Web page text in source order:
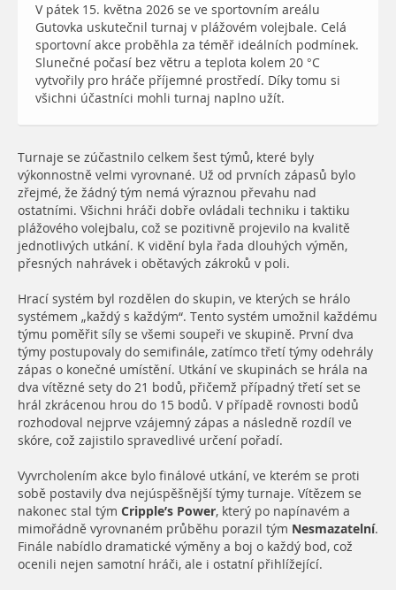
V pátek 15. května 2026 se ve sportovním areálu
Gutovka uskutečnil turnaj v plážovém volejbale. Celá
sportovní akce proběhla za téměř ideálních podmínek.
Slunečné počasí bez větru a teplota kolem 20 °C
vytvořily pro hráče příjemné prostředí. Díky tomu si
všichni účastníci mohli turnaj naplno užít.
Turnaje se zúčastnilo celkem šest týmů, které byly
výkonnostně velmi vyrovnané. Už od prvních zápasů bylo
zřejmé, že žádný tým nemá výraznou převahu nad
ostatními. Všichni hráči dobře ovládali techniku i taktiku
plážového volejbalu, což se pozitivně projevilo na kvalitě
jednotlivých utkání. K vidění byla řada dlouhých výměn,
přesných nahrávek i obětavých zákroků v poli.
Hrací systém byl rozdělen do skupin, ve kterých se hrálo
systémem „každý s každým“. Tento systém umožnil každému
týmu poměřit síly se všemi soupeři ve skupině. První dva
týmy postupovaly do semifinále, zatímco třetí týmy odehrály
zápas o konečné umístění. Utkání ve skupinách se hrála na
dva vítězné sety do 21 bodů, přičemž případný třetí set se
hrál zkrácenou hrou do 15 bodů. V případě rovnosti bodů
rozhodoval nejprve vzájemný zápas a následně rozdíl ve
skóre, což zajistilo spravedlivé určení pořadí.
Vyvrcholením akce bylo finálové utkání, ve kterém se proti
sobě postavily dva nejúspěšnější týmy turnaje. Vítězem se
nakonec stal tým Cripple’s Power, který po napínavém a
mimořádně vyrovnaném průběhu porazil tým Nesmazatelní.
Finále nabídlo dramatické výměny a boj o každý bod, což
ocenili nejen samotní hráči, ale i ostatní přihlížející.